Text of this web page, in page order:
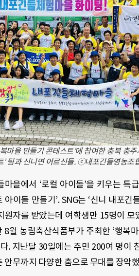
마을 만들기 콘테스트’에 참여한 충북 충
’ 팀과 신니면 어르신들. ⓒ내포긴들영농조
을에서 ‘로컬 아이돌’을 키우는 특
이돌 만들기’. SNG는 ‘신니 내포긴
자를 받았는데 여학생만 15명이 모
월 농림축산식품부가 주최한 ‘행복
. 지난달 30일에는 주민 200여 명이
무까지 다양한 춤으로 무대를 장악